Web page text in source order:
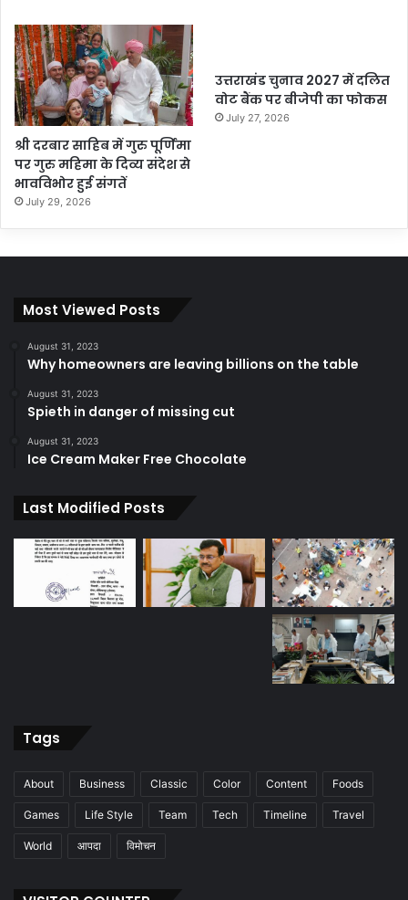
श्री दरबार साहिब में गुरु पूर्णिमा
पर गुरु महिमा के दिव्य संदेश से
भावविभोर हुई संगतें
July 29, 2026
उत्तराखंड चुनाव 2027 में दलित
वोट बैंक पर बीजेपी का फोकस
July 27, 2026
Most Viewed Posts
August 31, 2023
Why homeowners are leaving billions on the table
August 31, 2023
Spieth in danger of missing cut
August 31, 2023
Ice Cream Maker Free Chocolate
Last Modified Posts
Tags
About Business Classic Color Content Foods
Games Life Style Team Tech Timeline Travel
World आपदा विमोचन